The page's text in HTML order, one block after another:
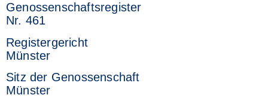
Genossenschaftsregister
Nr. 461
Registergericht
Münster
Sitz der Genossenschaft
Münster